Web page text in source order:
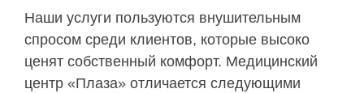
Наши услуги пользуются внушительным
спросом среди клиентов, которые высоко
ценят собственный комфорт. Медицинский
центр «Плаза» отличается следующими